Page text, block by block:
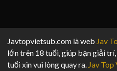
Javtopvietsub.com là web Jav
lớn trên 18 tuổi, giúp bạn giải
tuổi xin vui lòng quay ra. Jav